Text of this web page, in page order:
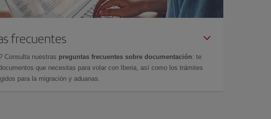
frecuentes
Consulta nuestras preguntas frecuentes sobre documentación: te
que necesitas para volar con Iberia, así como los trámites
para la migración y aduanas.